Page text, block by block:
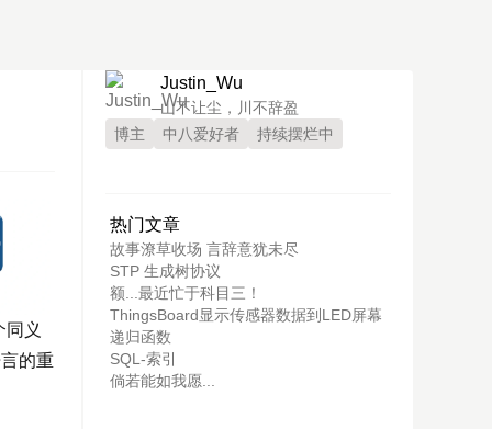
义
的重
Justin_Wu
山不让尘，川不辞盈
博主
中八爱好者 持续摆烂中
热门文章
故事潦草收场 言辞意犹未尽
STP 生成树协议
额...最近忙于科目三！
ThingsBoard显示传感器数据到LED屏幕
递归函数
SQL-索引
倘若能如我愿...